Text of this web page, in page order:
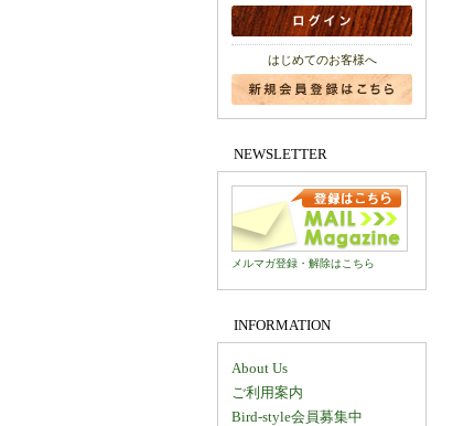
はじめてのお客様へ
NEWSLETTER
メルマガ登録・解除はこちら
INFORMATION
About Us
ご利用案内
Bird-style会員募集中